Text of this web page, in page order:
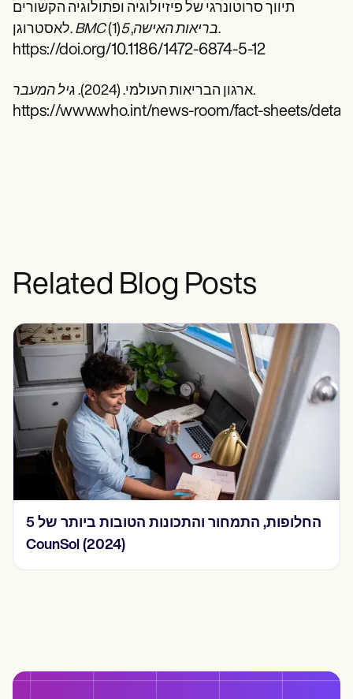
תיווך סרוטונרגי של פיזיולוגיה ופתולוגיה הקשורים
לאסטרוגן.
BMC בריאות האישה,
5 (1).
https://doi.org/10.1186/1472-6874-5-12
ארגון הבריאות העולמי. (2024). גיל המעבר .
https://www.who.int/news-room/fact-sheets/
Related Blog Posts
5 החלופות, התמחור והתכונות הטובות ביותר של
CounSol (2024)